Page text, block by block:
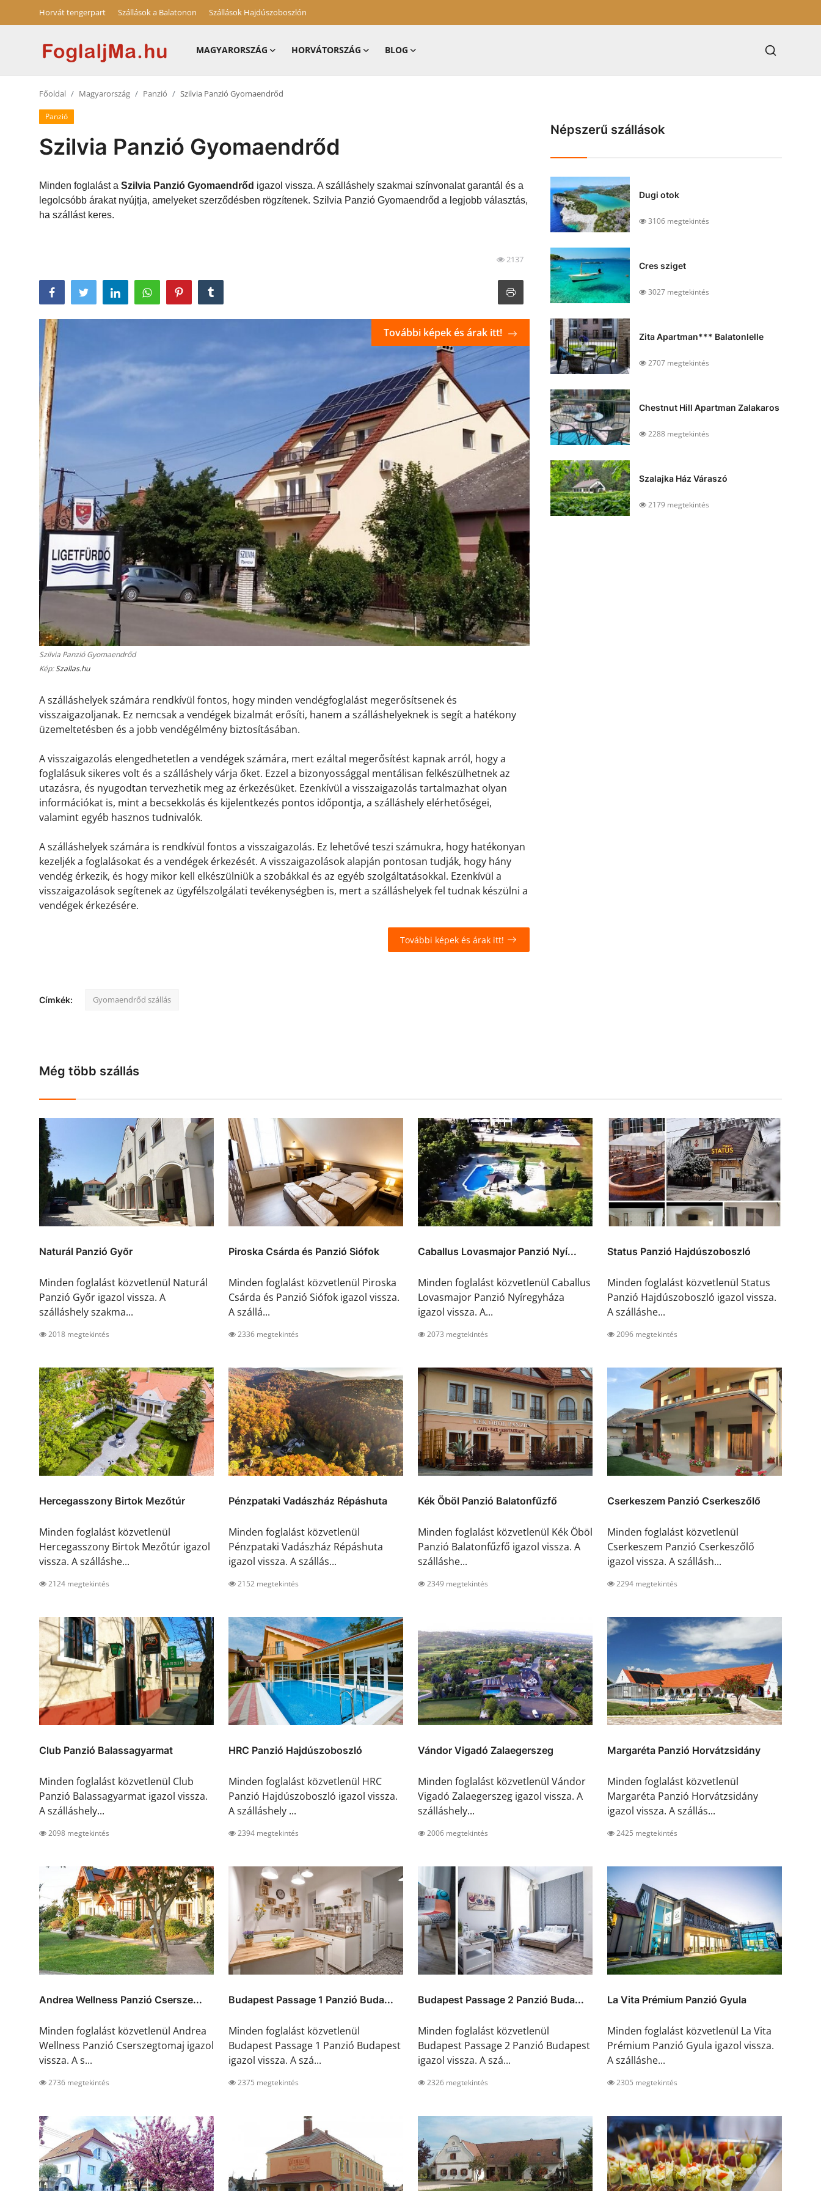
Horvát tengerpart Szállások a Balatonon Szállások Hajdúszoboszlón
MAGYARORSZÁG HORVÁTORSZÁG BLOG
Horvátország
Szállások Hajdúszoboszlón
Főoldal Magyarország Panzió Szilvia Panzió Gyomaendrőd
Panzió
Szilvia Panzió Gyomaendrőd
Minden foglalást a Szilvia Panzió Gyomaendrőd igazol vissza. A szálláshely szakmai színvonalat garantál és a
legolcsóbb árakat nyújtja, amelyeket szerződésben rögzítenek. Szilvia Panzió Gyomaendrőd a legjobb választás,
ha szállást keres.
2137
Szilvia Panzió Gyomaendrőd
Kép:Szallas.hu
További képek és árak itt!
A szálláshelyek számára rendkívül fontos, hogy minden vendégfoglalást megerősítsenek és
visszaigazoljanak. Ez nemcsak a vendégek bizalmát erősíti, hanem a szálláshelyeknek is segít a hatékony
üzemeltetésben és a jobb vendégélmény biztosításában.
A visszaigazolás elengedhetetlen a vendégek számára, mert ezáltal megerősítést kapnak arról, hogy a
foglalásuk sikeres volt és a szálláshely várja őket. Ezzel a bizonyossággal mentálisan felkészülhetnek az
utazásra, és nyugodtan tervezhetik meg az érkezésüket. Ezenkívül a visszaigazolás tartalmazhat olyan
információkat is, mint a becsekkolás és kijelentkezés pontos időpontja, a szálláshely elérhetőségei,
valamint egyéb hasznos tudnivalók.
A szálláshelyek számára is rendkívül fontos a visszaigazolás. Ez lehetővé teszi számukra, hogy hatékonyan
kezeljék a foglalásokat és a vendégek érkezését. A visszaigazolások alapján pontosan tudják, hogy hány
vendég érkezik, és hogy mikor kell elkészülniük a szobákkal és az egyéb szolgáltatásokkal. Ezenkívül a
visszaigazolások segítenek az ügyfélszolgálati tevékenységben is, mert a szálláshelyek fel tudnak készülni a
vendégek érkezésére.
További képek és árak itt!
Címkék: Gyomaendrőd szállás
Népszerű szállások
Dugi otok
3106 megtekintés
Cres sziget
3027 megtekintés
Zita Apartman*** Balatonlelle
2707 megtekintés
Chestnut Hill Apartman Zalakaros
2288 megtekintés
Szalajka Ház Váraszó
2179 megtekintés
Még több szállás
Naturál Panzió Győr
Minden foglalást közvetlenül Naturál
Panzió Győr igazol vissza. A
szálláshely szakma...
2018 megtekintés
Piroska Csárda és Panzió Siófok
Minden foglalást közvetlenül Piroska
Csárda és Panzió Siófok igazol vissza.
A szállá...
2336 megtekintés
Caballus Lovasmajor Panzió Nyí...
Minden foglalást közvetlenül Caballus
Lovasmajor Panzió Nyíregyháza
igazol vissza. A...
2073 megtekintés
Status Panzió Hajdúszoboszló
Minden foglalást közvetlenül Status
Panzió Hajdúszoboszló igazol vissza.
A szálláshe...
2096 megtekintés
Hercegasszony Birtok Mezőtúr
Minden foglalást közvetlenül
Hercegasszony Birtok Mezőtúr igazol
vissza. A szálláshe...
2124 megtekintés
Pénzpataki Vadászház Répáshuta
Minden foglalást közvetlenül
Pénzpataki Vadászház Répáshuta
igazol vissza. A szállás...
2152 megtekintés
Kék Öböl Panzió Balatonfűzfő
Minden foglalást közvetlenül Kék Öböl
Panzió Balatonfűzfő igazol vissza. A
szálláshe...
2349 megtekintés
Cserkeszem Panzió Cserkeszőlő
Minden foglalást közvetlenül
Cserkeszem Panzió Cserkeszőlő
igazol vissza. A szállásh...
2294 megtekintés
Club Panzió Balassagyarmat
Minden foglalást közvetlenül Club
Panzió Balassagyarmat igazol vissza.
A szálláshely...
2098 megtekintés
HRC Panzió Hajdúszoboszló
Minden foglalást közvetlenül HRC
Panzió Hajdúszoboszló igazol vissza.
A szálláshely ...
2394 megtekintés
Vándor Vigadó Zalaegerszeg
Minden foglalást közvetlenül Vándor
Vigadó Zalaegerszeg igazol vissza. A
szálláshely...
2006 megtekintés
Margaréta Panzió Horvátzsidány
Minden foglalást közvetlenül
Margaréta Panzió Horvátzsidány
igazol vissza. A szállás...
2425 megtekintés
Andrea Wellness Panzió Csersze...
Minden foglalást közvetlenül Andrea
Wellness Panzió Cserszegtomaj igazol
vissza. A s...
2736 megtekintés
Budapest Passage 1 Panzió Buda...
Minden foglalást közvetlenül
Budapest Passage 1 Panzió Budapest
igazol vissza. A szá...
2375 megtekintés
Budapest Passage 2 Panzió Buda...
Minden foglalást közvetlenül
Budapest Passage 2 Panzió Budapest
igazol vissza. A szá...
2326 megtekintés
La Vita Prémium Panzió Gyula
Minden foglalást közvetlenül La Vita
Prémium Panzió Gyula igazol vissza.
A szálláshe...
2305 megtekintés